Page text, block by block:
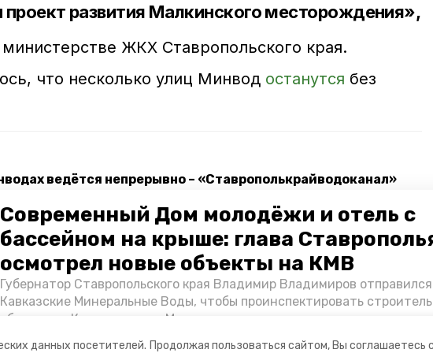
данных посетителей. Продолжая пользоваться сайтом, Вы соглашаетесь с
Современный Дом молодёжи и отель с
бассейном на крыше: глава
осмотрел новые объекты на КМВ
Губернатор Ставропольского края Владимир Владимиров
Кавказские Минеральные Воды, чтобы проинспектировать
объектов в Кисловодске и Минводах, а также выслушать
развития Малкинского месторождения»,
ЖКХ Ставропольского края.
что несколько улиц Минвод останутся без
ведётся непрерывно – «Ставрополькрайводоканал»
модернизировали в селе Марьины Колодцы
2,2 тыс. жителей улучшили в Минераловодском округе
вода